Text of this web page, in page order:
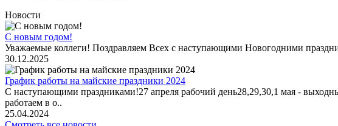
Новости
С новым годом!
Уважаемые коллеги! Поздравляем Всех с наступающими Новогодними
30.12.2025
График работы на майские праздники 2024
С наступающими праздниками!27 апреля рабочий день28,29,30,1 мая -
работаем в о..
25.04.2024